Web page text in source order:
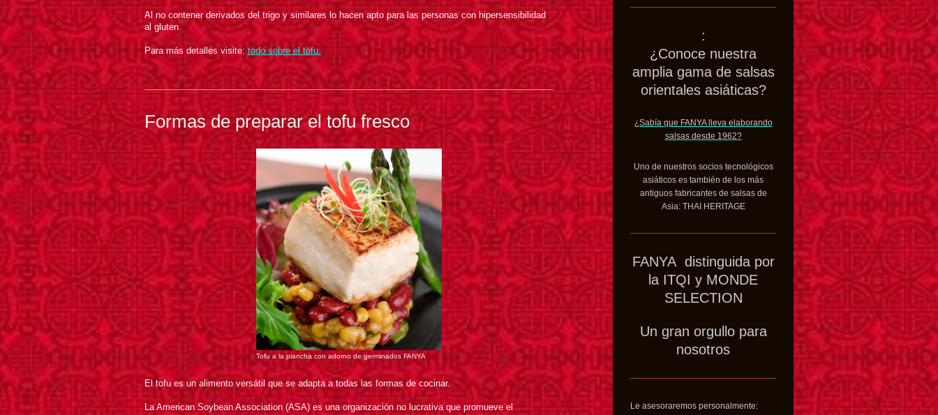
Al no contener derivados del trigo y similares lo hacen apto para las personas con hipersensibilidad
al gluten.
Para más detalles visite: todo sobre el tofu.
Formas de preparar el tofu fresco
Tofu a la plancha con adorno de germinados FANYA
El tofu es un alimento versátil que se adapta a todas las formas de cocinar.
La American Soybean Association (ASA) es una organización no lucrativa que promueve el
:
¿Conoce nuestra
amplia gama de salsas
orientales asiáticas?
¿Sabía que FANYA lleva elaborando
salsas desde 1962?
Uno de nuestros socios tecnológicos
asiáticos es también de los más
antiguos fabricantes de salsas de
Asia: THAI HERITAGE
FANYA distinguida por
la ITQI y MONDE
SELECTION
Un gran orgullo para
nosotros
Le asesoraremos personalmente: